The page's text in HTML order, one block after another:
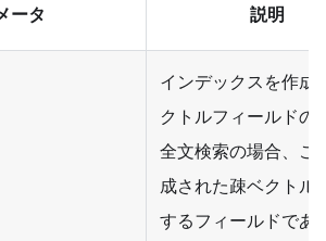
ータ 説明
インデックスを作成
クトルフィールドの
全文検索の場合、こ
成された疎ベクトル
するフィールドであ